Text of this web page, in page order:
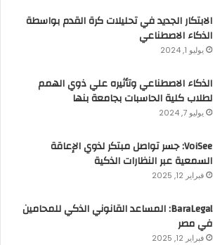
الابتكار الجديد في تحليلات كرة القدم بواسطة
الذكاء الاصطناعي
يوليو 1, 2024
الذكاء الاصطناعي وتأثيره علي ذوي الهمم
لطلاب كلية الحاسبات بجامعة بنها
يوليو 7, 2024
VoiSee: جسر تواصل مبتكر لذوي الإعاقة
السمعية عبر النظارات الذكية
فبراير 12, 2025
BaraLegal: المساعد القانوني الذكي للمحامين
في مصر
فبراير 12, 2025